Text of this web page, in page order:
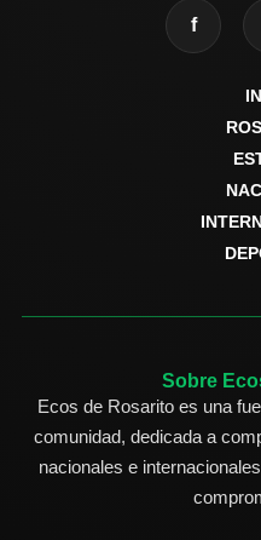
f
Sobre
Ecos de Rosarito es una
comunidad, dedicada a
nacionales e